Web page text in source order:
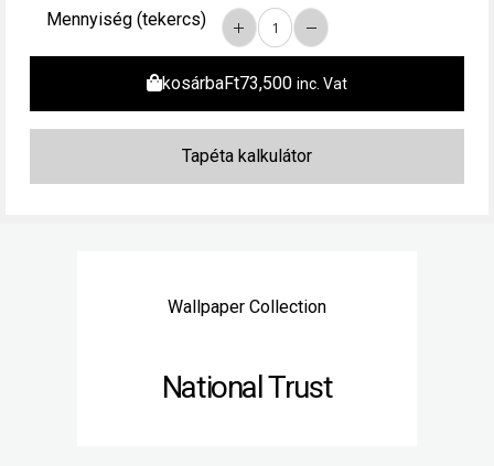
Mennyiség (tekercs)
kosárbaFt73,500 inc. Vat
Wallpaper Collection
National Trust